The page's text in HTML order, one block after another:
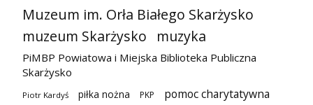
Muzeum im. Orła Białego Skarżysko
muzeum Skarżysko
muzyka
PiMBP Powiatowa i Miejska Biblioteka Publiczna
Skarżysko
Piotr Kardyś piłka nożna PKP
pomoc charytatywna